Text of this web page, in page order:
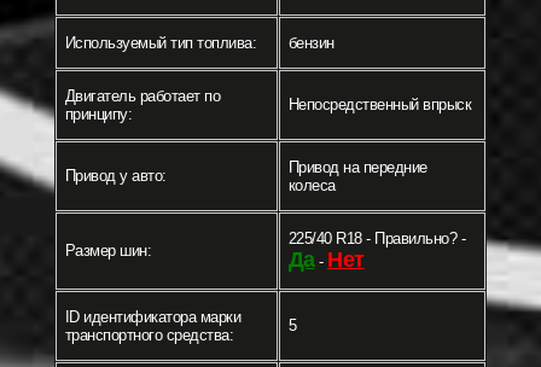
Используемый тип топлива: бензин
Двигатель работает по
принципу:
Непосредственный впрыск
Привод у авто:
Привод на передние
колеса
Размер шин:
225/40 R18 - Правильно? -
Да- Нет
ID идентификатора марки
транспортного средства:
5